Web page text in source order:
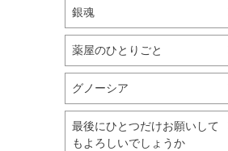
銀魂
薬屋のひとりごと
グノーシア
最後にひとつだけお願いして
もよろしいでしょうか